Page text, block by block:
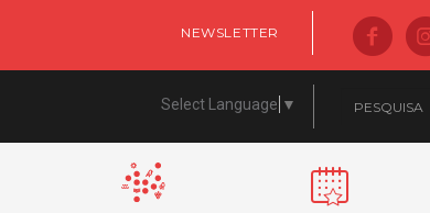
NEWSLETTER
Select Language ▼